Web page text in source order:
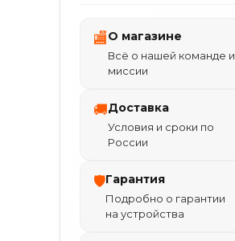
🏬О магазине
Всё о нашей команде и
миссии
🚚Доставка
Условия и сроки по
России
🛡Гарантия
Подробно о гарантии
на устройства